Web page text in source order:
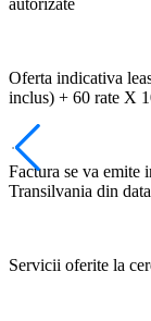
Oferta indicativa
inclus) + 60 rate X
Factura se va emite
Transilvania din
Servicii oferite la